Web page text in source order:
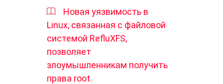
Новая уязвимость в
Linux, связанная с файловой
системой RefluXFS,
позволяет
злоумышленникам получить
права root.